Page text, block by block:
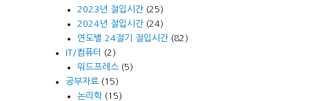
2023년 절입시간(25)
2024년 절입시간(24)
연도별 24절기 절입시간(82)
IT/컴퓨터
(2)
워드프레스(5)
공부자료 (15)
논리학(15)